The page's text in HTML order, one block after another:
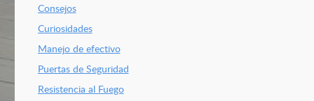
Consejos
Curiosidades
Manejo de efectivo
Puertas de Seguridad
Resistencia al Fuego